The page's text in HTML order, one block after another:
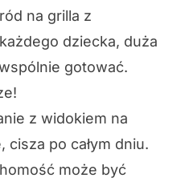
na grilla z
dziecka, duża
gotować.
z widokiem na
cisza po całym dniu.
może być